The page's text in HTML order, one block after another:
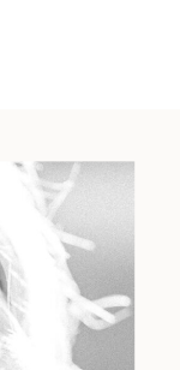
waarbij ik
kijken.